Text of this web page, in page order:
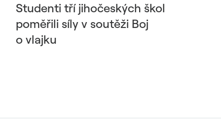
Studenti tří jihočeských škol
poměřili síly v soutěži Boj
o vlajku